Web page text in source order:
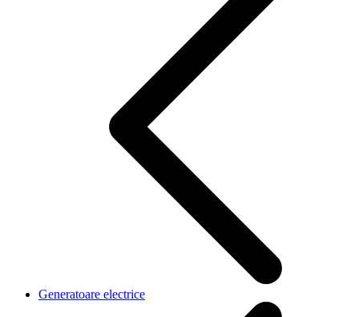
Generatoare electrice